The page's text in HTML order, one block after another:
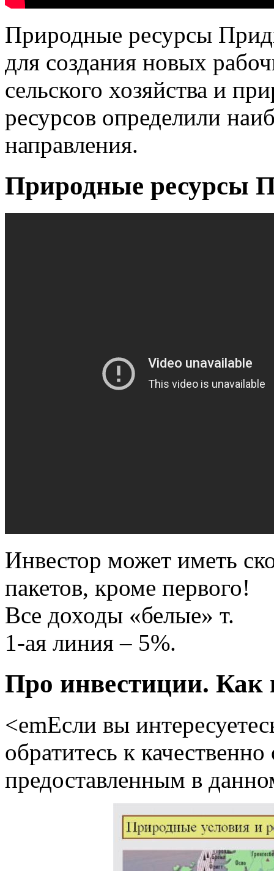
Природные ресурсы
для создания новых
сельского хозяйства и
ресурсов определили
направления.
Природные ресурсы
Инвестор может иметь
пакетов, кроме первого!
Все доходы «белые» т.
1-ая линия – 5%.
Про инвестиции. Как
<emЕсли вы
обратитесь к
предоставленным в